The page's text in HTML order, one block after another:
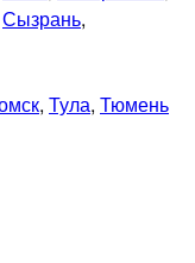
Сызрань,
, Тула, Тюмень